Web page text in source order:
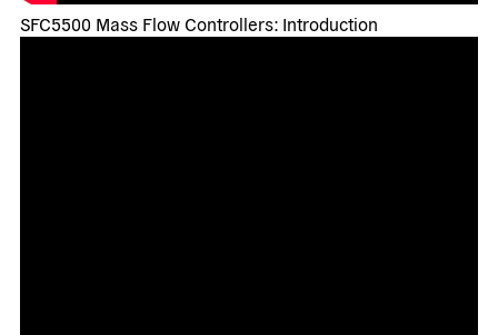
SFC5500 Mass Flow Controllers: Introduction